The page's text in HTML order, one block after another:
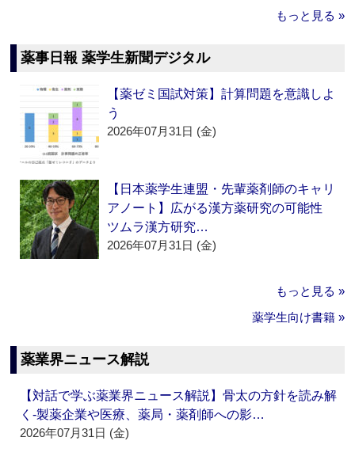
もっと見る »
薬事日報 薬学生新聞デジタル
【薬ゼミ国試対策】計算問題を意識しよ
う
2026年07月31日 (金)
【日本薬学生連盟・先輩薬剤師のキャリ
アノート】広がる漢方薬研究の可能性
ツムラ漢方研究…
2026年07月31日 (金)
もっと見る »
薬学生向け書籍 »
薬業界ニュース解説
【対話で学ぶ薬業界ニュース解説】骨太の方針を読み解
く‐製薬企業や医療、薬局・薬剤師への影…
2026年07月31日 (金)